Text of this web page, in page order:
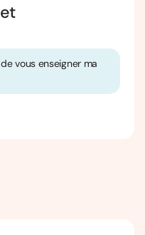
vous enseigner ma